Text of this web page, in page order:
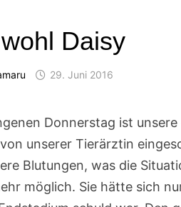
Daisy
29. Juni 2016
Donnerstag ist
unserer Tierärztin
Blutungen, was die
möglich. Sie hätte sich